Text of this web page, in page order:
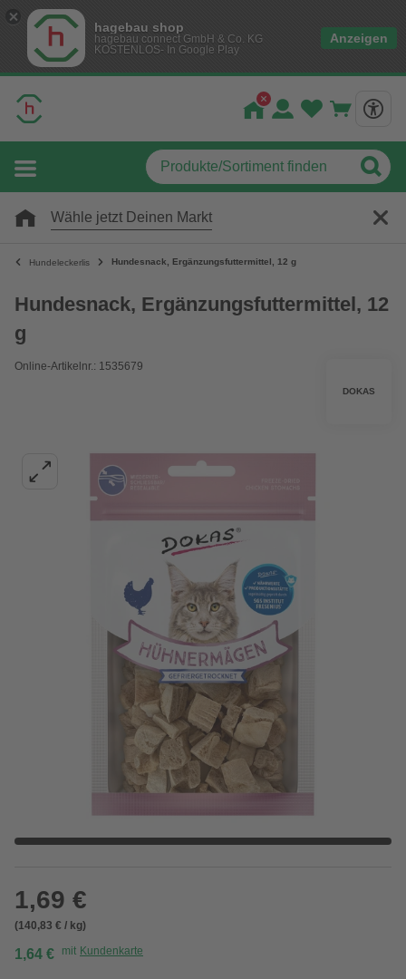
hagebau shop
hagebau connect GmbH & Co. KG
KOSTENLOS- In Google Play
Anzeigen
Wähle jetzt Deinen Markt
Hundeleckerlis Hundesnack, Ergänzungsfuttermittel, 12 g
Hundesnack, Ergänzungsfuttermittel, 12
g
Online-Artikelnr.: 1535679
DOKAS
1,69 €
(140,83 € / kg)
1,64 € mit Kundenkarte